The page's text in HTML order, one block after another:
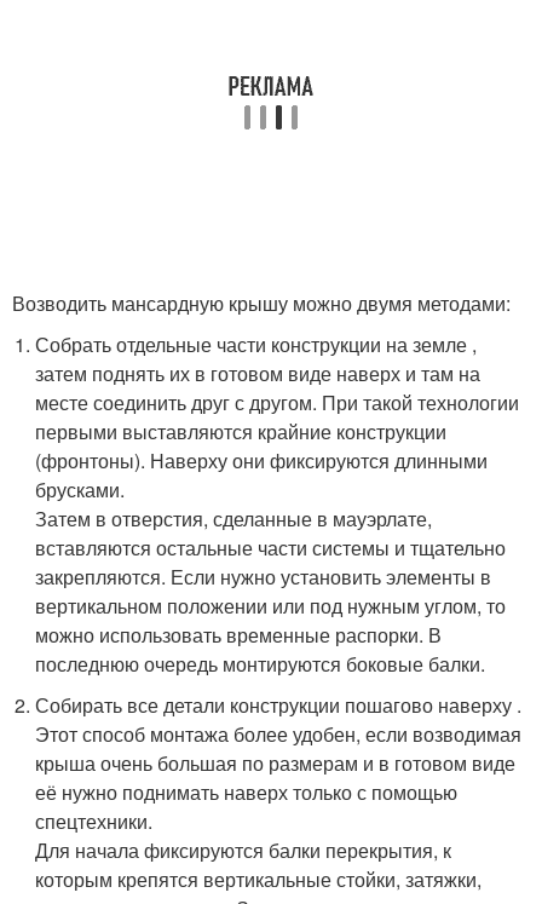
Возводить мансардную крышу можно двумя методами:
Собрать отдельные части конструкции на земле ,
затем поднять их в готовом виде наверх и там на
месте соединить друг с другом. При такой технологии
первыми выставляются крайние конструкции
(фронтоны). Наверху они фиксируются длинными
брусками.
Затем в отверстия, сделанные в мауэрлате,
вставляются остальные части системы и тщательно
закрепляются. Если нужно установить элементы в
вертикальном положении или под нужным углом, то
можно использовать временные распорки. В
последнюю очередь монтируются боковые балки.
Собирать все детали конструкции пошагово наверху .
Этот способ монтажа более удобен, если возводимая
крыша очень большая по размерам и в готовом виде
её нужно поднимать наверх только с помощью
спецтехники.
Для начала фиксируются балки перекрытия, к
которым крепятся вертикальные стойки, затяжки,